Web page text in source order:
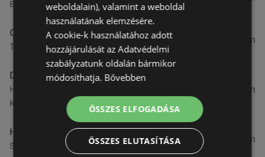
Baross út 12, 9400 Sopron
OTP Bank
Teleki utca 22./A Moma üzletközpont, 9400 Sopron
4,28 km
Deichmann
Hadak útja 11 3700 Kazincbarcika, 9400
Kazincbarcika
4,6 km
Herbária
Selmeci út 15 - 17., 9400 Sopron
4,73 km
weboldalain), valamint a weboldal
használatának elemzésére.
A cookie-k használatához adott
hozzájárulását az Adatvédelmi
szabályzatunk oldalán bármikor
módosíthatja. Bővebben
ÖSSZES ELFOGADÁSA
ÖSSZES ELUTASÍTÁSA